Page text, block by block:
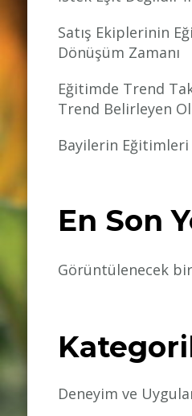
Satış Ekiplerinin
Dönüşüm Zamanı
Eğitimde Trend
Trend Belirleyen
Bayilerin
En Son
Görüntülenecek
Deneyim ve